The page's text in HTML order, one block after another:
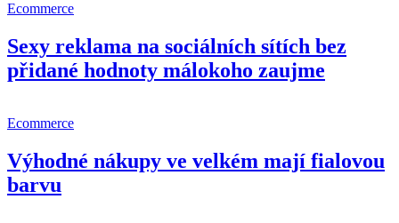
Ecommerce
Sexy reklama na sociálních sítích bez
přidané hodnoty málokoho zaujme
Ecommerce
Výhodné nákupy ve velkém mají fialovou
barvu